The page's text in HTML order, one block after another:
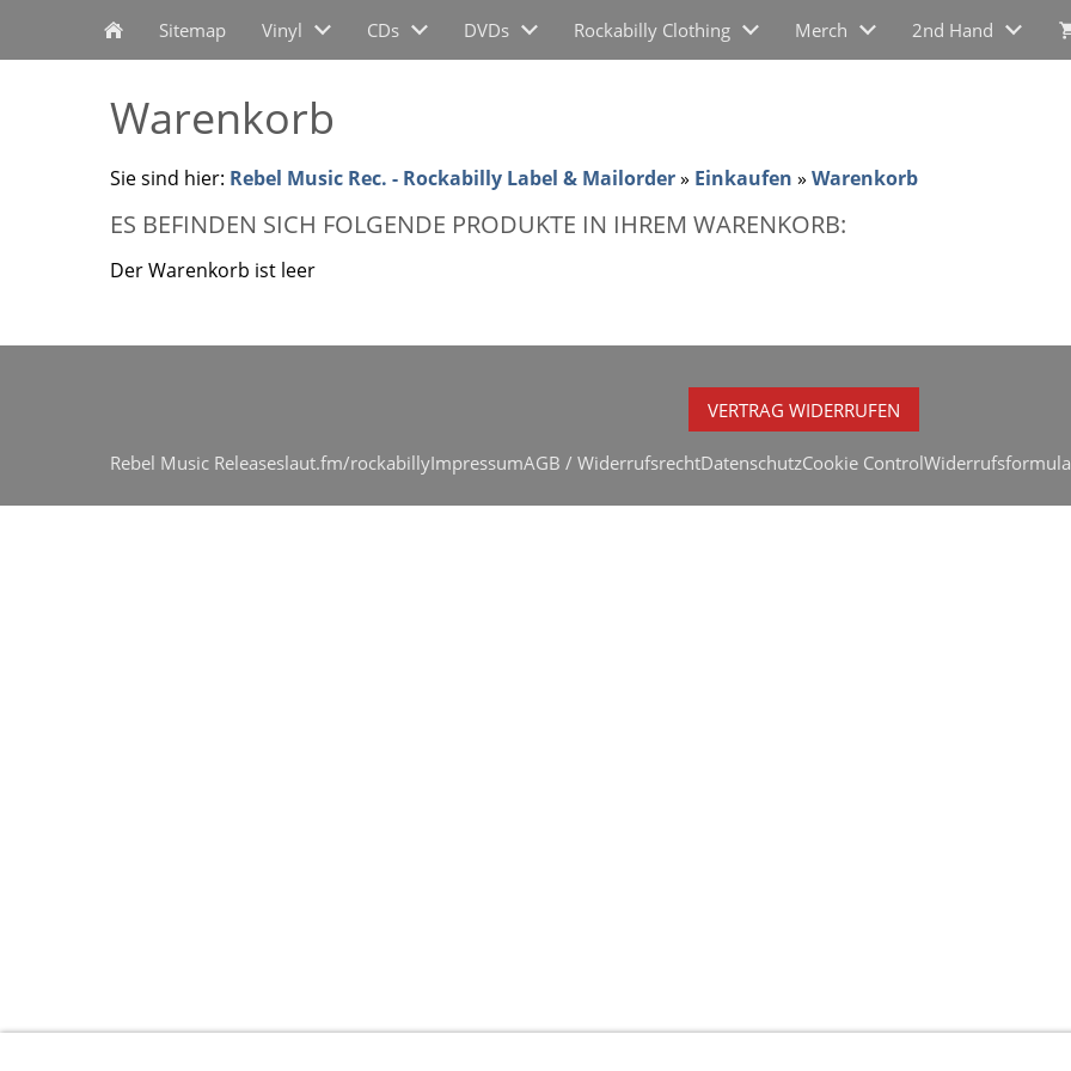
Sitemap Vinyl CDs DVDs Rockabilly Clothing Merch 2nd Hand
Warenkorb
Sie sind hier: Rebel Music Rec. - Rockabilly Label & Mailorder» Einkaufen » Warenkorb
ES BEFINDEN SICH FOLGENDE PRODUKTE IN IHREM WARENKORB:
Der Warenkorb ist leer
VERTRAG WIDERRUFEN
Rebel Music Releaseslaut.fm/rockabillyImpressumAGB / WiderrufsrechtDatenschutzCookie Control